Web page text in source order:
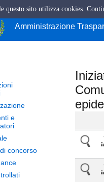
Città di Cava
Amministrazione
e
concorso
sito utilizza cookies.